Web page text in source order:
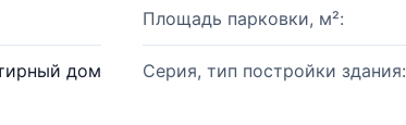
Площадь парковки, м²:
дом Серия, тип постройки здания: